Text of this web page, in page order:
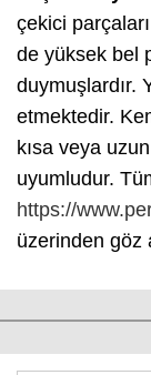
çekici
de yüksek bel
duymuşlardır.
etmektedir.
kısa veya
uyumludur.
https://
üzerinden göz